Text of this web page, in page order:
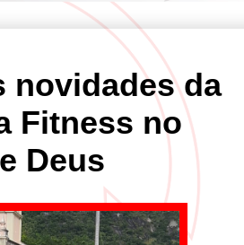
novidades da
Fitness no
Deus